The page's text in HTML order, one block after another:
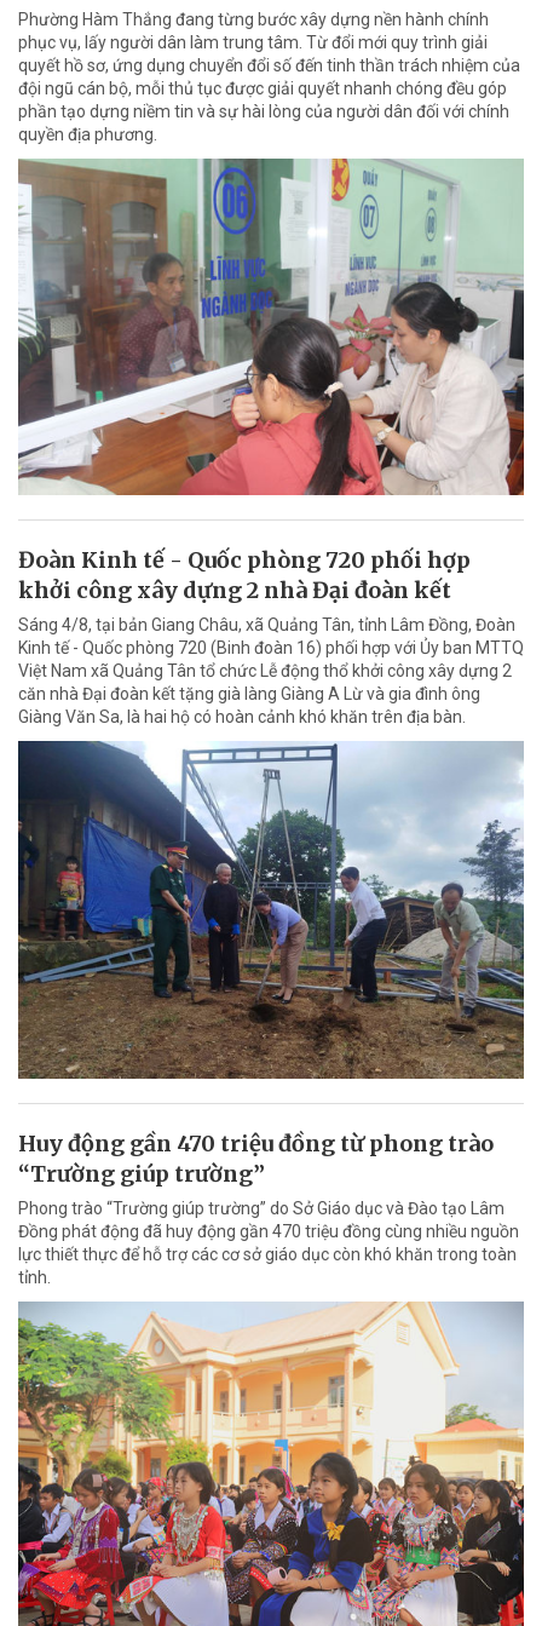
Phường Hàm Thắng đang từng bước xây dựng nền hành chính
phục vụ, lấy người dân làm trung tâm. Từ đổi mới quy trình giải
quyết hồ sơ, ứng dụng chuyển đổi số đến tinh thần trách nhiệm của
đội ngũ cán bộ, mỗi thủ tục được giải quyết nhanh chóng đều góp
phần tạo dựng niềm tin và sự hài lòng của người dân đối với chính
quyền địa phương.
Đoàn Kinh tế - Quốc phòng 720 phối hợp
khởi công xây dựng 2 nhà Đại đoàn kết
Sáng 4/8, tại bản Giang Châu, xã Quảng Tân, tỉnh Lâm Đồng, Đoàn
Kinh tế - Quốc phòng 720 (Binh đoàn 16) phối hợp với Ủy ban MTTQ
Việt Nam xã Quảng Tân tổ chức Lễ động thổ khởi công xây dựng 2
căn nhà Đại đoàn kết tặng già làng Giàng A Lừ và gia đình ông
Giàng Văn Sa, là hai hộ có hoàn cảnh khó khăn trên địa bàn.
Huy động gần 470 triệu đồng từ phong trào
“Trường giúp trường”
Phong trào “Trường giúp trường” do Sở Giáo dục và Đào tạo Lâm
Đồng phát động đã huy động gần 470 triệu đồng cùng nhiều nguồn
lực thiết thực để hỗ trợ các cơ sở giáo dục còn khó khăn trong toàn
tỉnh.